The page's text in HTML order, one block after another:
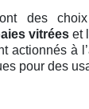
des
vitrées et
actionnés à
pour des